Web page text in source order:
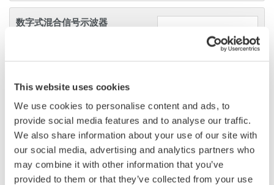
This website uses cookies
We use cookies to personalise content and ads, to
provide social media features and to analyse our traffic.
We also share information about your use of our site with
our social media, advertising and analytics partners who
may combine it with other information that you’ve
provided to them or that they’ve collected from your use
数字式混合信号示波器
新，致力于电力电子、机电一体
化和新能源等前沿行业专用示波
器的研发，近期又推出全新DLM系列示波器，既有面向低成
本市场的4CH MSO示波器——DLM3000系列，也有业界全
新的8CH MSO示波器——DLM5000系列，在由智能控制的
消费电子和工业驱动等电路设计的众多领域中，成为全球工
程师的首选工具。